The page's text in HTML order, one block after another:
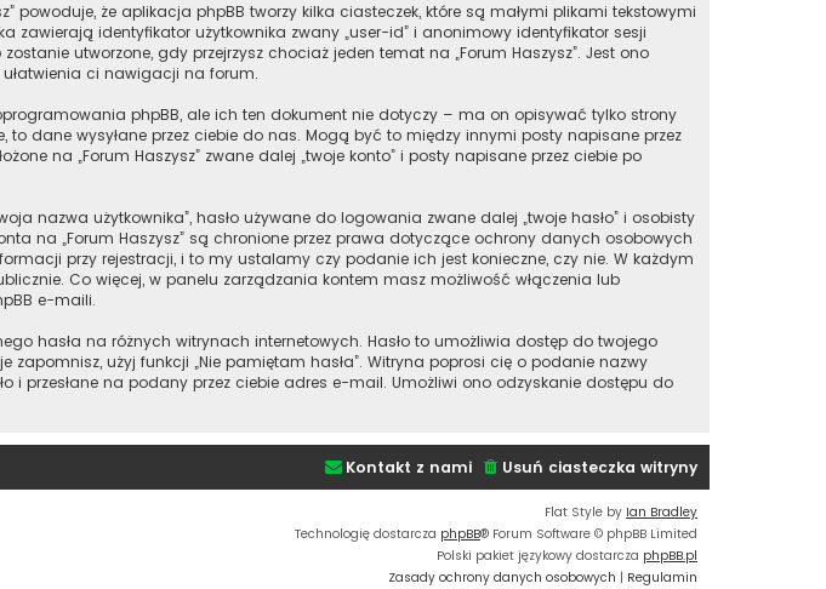
powoduje, że aplikacja phpBB tworzy kilka ciasteczek, które są małymi plikami tekstowymi
identyfikator użytkownika zwany „user-id” i anonimowy identyfikator sesji
utworzone, gdy przejrzysz chociaż jeden temat na „Forum Haszysz”. Jest ono
ułatwienia ci nawigacji na forum.
phpBB, ale ich ten dokument nie dotyczy – ma on opisywać tylko strony
dane wysyłane przez ciebie do nas. Mogą być to między innymi posty napisane przez
na „Forum Haszysz” zwane dalej „twoje konto” i posty napisane przez ciebie po
nazwa użytkownika”, hasło używane do logowania zwane dalej „twoje hasło” i osobisty
na „Forum Haszysz” są chronione przez prawa dotyczące ochrony danych osobowych
przy rejestracji, i to my ustalamy czy podanie ich jest konieczne, czy nie. W każdym
Co więcej, w panelu zarządzania kontem masz możliwość włączenia lub
e-maili.
hasła na różnych witrynach internetowych. Hasło to umożliwia dostęp do twojego
zapomnisz, użyj funkcji „Nie pamiętam hasła”. Witryna poprosi cię o podanie nazwy
przesłane na podany przez ciebie adres e-mail. Umożliwi ono odzyskanie dostępu do
Usuń ciasteczka witryny
Kontakt z nami
Flat Style by Ian Bradley
Technologię dostarcza phpBB® Forum Software © phpBB Limited
Polski pakiet językowy dostarcza phpBB.pl
Zasady ochrony danych osobowych | Regulamin